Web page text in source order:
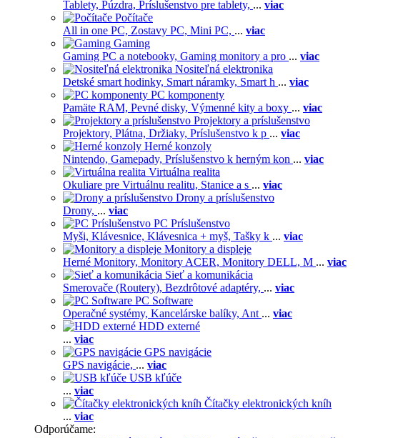
Tablety, Púzdra, Príslušenstvo pre tablety, ... viac
Počítače
All in one PC, Zostavy PC, Mini PC, ... viac
Gaming
Gaming PC a notebooky, Gaming monitory a pro ... viac
Nositeľná elektronika
Detské smart hodinky, Smart náramky, Smart h ... viac
PC komponenty
Pamäte RAM, Pevné disky, Výmenné kity a boxy ... viac
Projektory a príslušenstvo
Projektory, Plátna, Držiaky, Príslušenstvo k p ... viac
Herné konzoly
Nintendo, Gamepady, Príslušenstvo k herným kon ... viac
Virtuálna realita
Okuliare pre Virtuálnu realitu, Stanice a s ... viac
Drony a príslušenstvo
Drony, ... viac
PC Príslušenstvo
Myši, Klávesnice, Klávesnica + myš, Tašky k ... viac
Monitory a displeje
Herné Monitory, Monitory ACER, Monitory DELL, M ... viac
Sieť a komunikácia
Smerovače (Routery), Bezdrôtové adaptéry, ... viac
PC Software
Operačné systémy, Kancelárske balíky, Ant ... viac
HDD externé
... viac
GPS navigácie
GPS navigácie, ... viac
USB kľúče
... viac
Čítačky elektronických kníh
... viac
Odporúčame: